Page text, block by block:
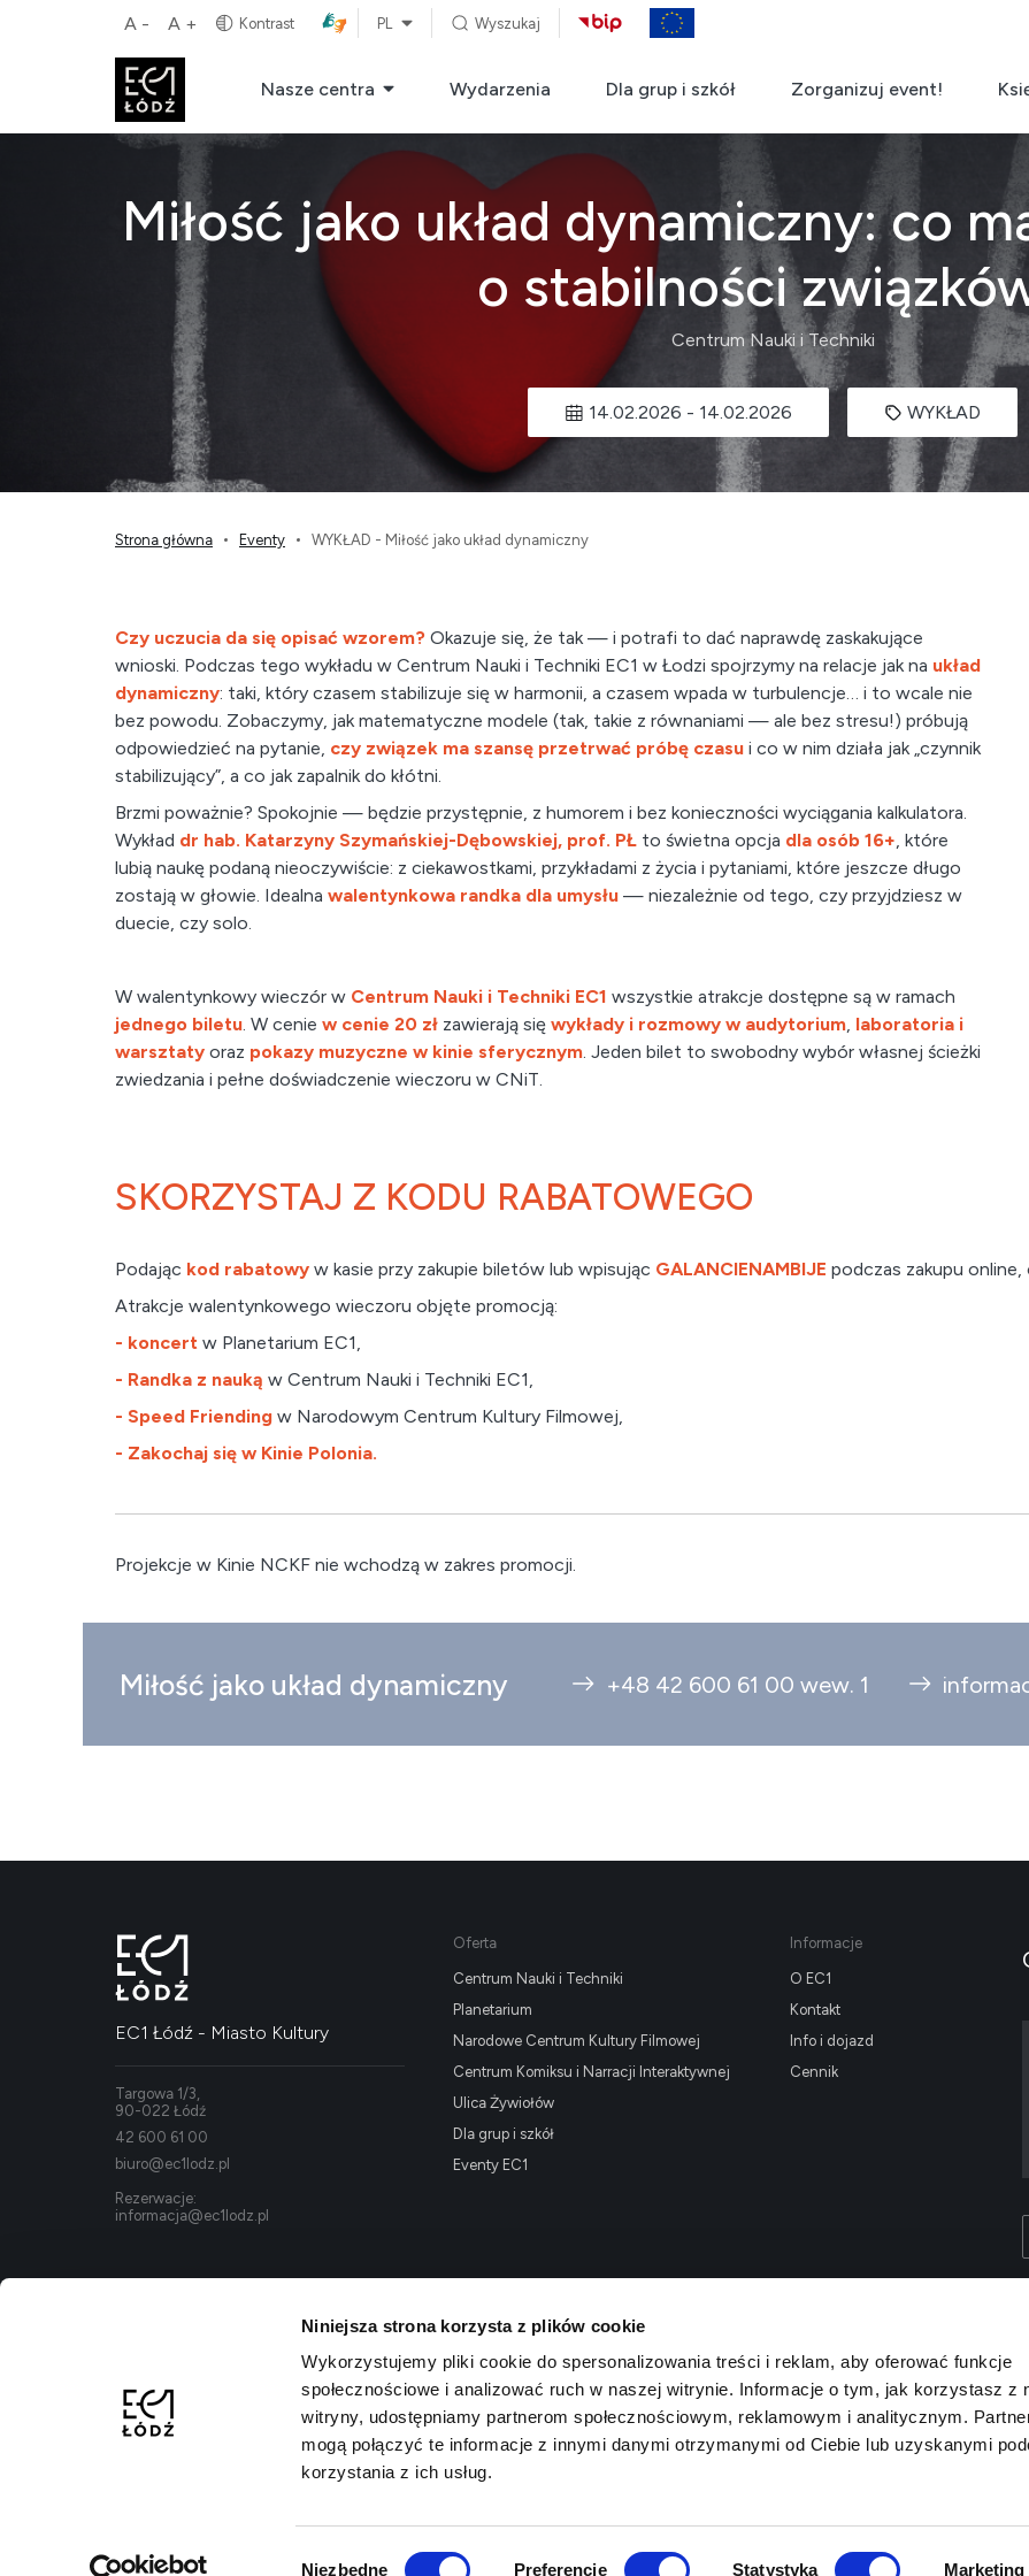
Niniejsza strona korzysta z plików cookie
Wykorzystujemy pliki cookie do spersonalizowania treści i reklam, aby oferować funkcje
społecznościowe i analizować ruch w naszej witrynie. Informacje o tym, jak korzystasz z
witryny, udostępniamy partnerom społecznościowym, reklamowym i analitycznym.
mogą połączyć te informacje z innymi danymi otrzymanymi od Ciebie lub uzyskanymi
korzystania z ich usług.
Niezbędne Preferencje Statystyka Marketing
A - A + Kontrast PL Wyszukaj
Nasze centra Wydarzenia Dla grup i szkół Zorganizuj event!
Miłość jako układ dynamiczny: co
o stabilności
Centrum Nauki i Techniki
14.02.2026 - 14.02.2026 WYKŁAD
Strona główna Eventy WYKŁAD - Miłość jako układ dynamiczny
Czy uczucia da się opisać wzorem? Okazuje się, że tak — i potrafi to dać naprawdę zaskakujące
wnioski. Podczas tego wykładu w Centrum Nauki i Techniki EC1 w Łodzi spojrzymy na relacje jak na układ
dynamiczny: taki, który czasem stabilizuje się w harmonii, a czasem wpada w turbulencje… i to wcale nie
bez powodu. Zobaczymy, jak matematyczne modele (tak, takie z równaniami — ale bez stresu!) próbują
odpowiedzieć na pytanie, czy związek ma szansę przetrwać próbę czasu i co w nim działa jak „czynnik
stabilizujący”, a co jak zapalnik do kłótni.
Brzmi poważnie? Spokojnie — będzie przystępnie, z humorem i bez konieczności wyciągania kalkulatora.
Wykład dr hab. Katarzyny Szymańskiej-Dębowskiej, prof. PŁ to świetna opcja dla osób 16+, które
lubią naukę podaną nieoczywiście: z ciekawostkami, przykładami z życia i pytaniami, które jeszcze długo
zostają w głowie. Idealna walentynkowa randka dla umysłu — niezależnie od tego, czy przyjdziesz w
duecie, czy solo.
W walentynkowy wieczór w Centrum Nauki i Techniki EC1 wszystkie atrakcje dostępne są w ramach
jednego biletu. W cenie w cenie 20 zł zawierają się wykłady i rozmowy w audytorium, laboratoria i
warsztaty oraz pokazy muzyczne w kinie sferycznym. Jeden bilet to swobodny wybór własnej ścieżki
zwiedzania i pełne doświadczenie wieczoru w CNiT.
SKORZYSTAJ Z KODU RABATOWEGO
Podając kod rabatowy w kasie przy zakupie biletów lub wpisując GALANCIENAMBIJE podczas zakupu online,
Atrakcje walentynkowego wieczoru objęte promocją:
- koncert w Planetarium EC1,
- Randka z nauką w Centrum Nauki i Techniki EC1,
- Speed Friending w Narodowym Centrum Kultury Filmowej,
- Zakochaj się w Kinie Polonia.
Projekcje w Kinie NCKF nie wchodzą w zakres promocji.
Miłość jako układ dynamiczny +48 42 600 61 00 wew. 1
EC1 Łódź - Miasto Kultury
Targowa 1/3,
90-022 Łódź
42 600 61 00
biuro@ec1lodz.pl
Rezerwacje:
informacja@ec1lodz.pl
Oferta
Centrum Nauki i Techniki
Planetarium
Narodowe Centrum Kultury Filmowej
Centrum Komiksu i Narracji Interaktywnej
Ulica Żywiołów
Dla grup i szkół
Eventy EC1
Informacje
O EC1
Kontakt
Info i dojazd
Cennik